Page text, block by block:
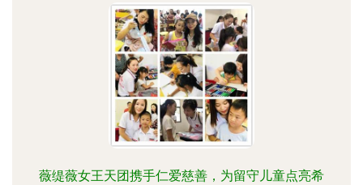
薇缇薇女王天团携手仁爱慈善，为留守儿童点亮希